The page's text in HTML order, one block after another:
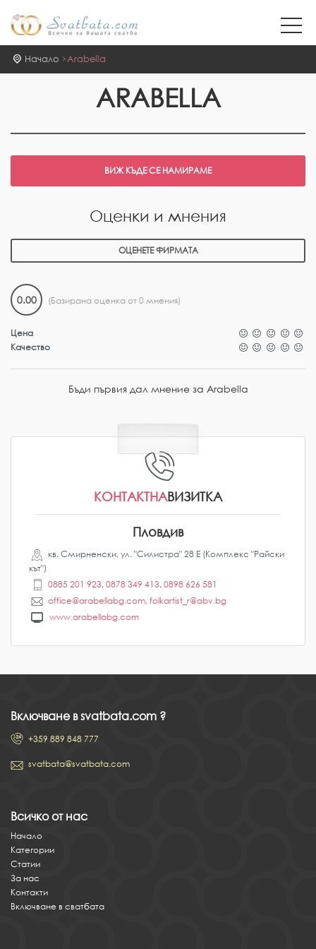
Начало Arabella
ARABELLA
Оценки и мнения
ОЦЕНЕТЕ ФИРМАТА
0.00 (Базирана оценка от 0 мнения)
Цена
Качество
Бъди първия дал мнение за Arabella
КОНТАКТНАВИЗИТКА
Пловдив
кв. Смирненски, ул. "Силистра" 28 Е (Комплекс "Райски
кът")
0885 201 923,0878 349 413,0898 626 581
office@arabellabg.com, folkartist_r@abv.bg
www.arabellabg.com
Включване в svatbata.com ?
+359 889 848 777
svatbata@svatbata.com
Всичко от нас
Начало
Категории
Статии
За нас
Контакти
Включване в сватбата